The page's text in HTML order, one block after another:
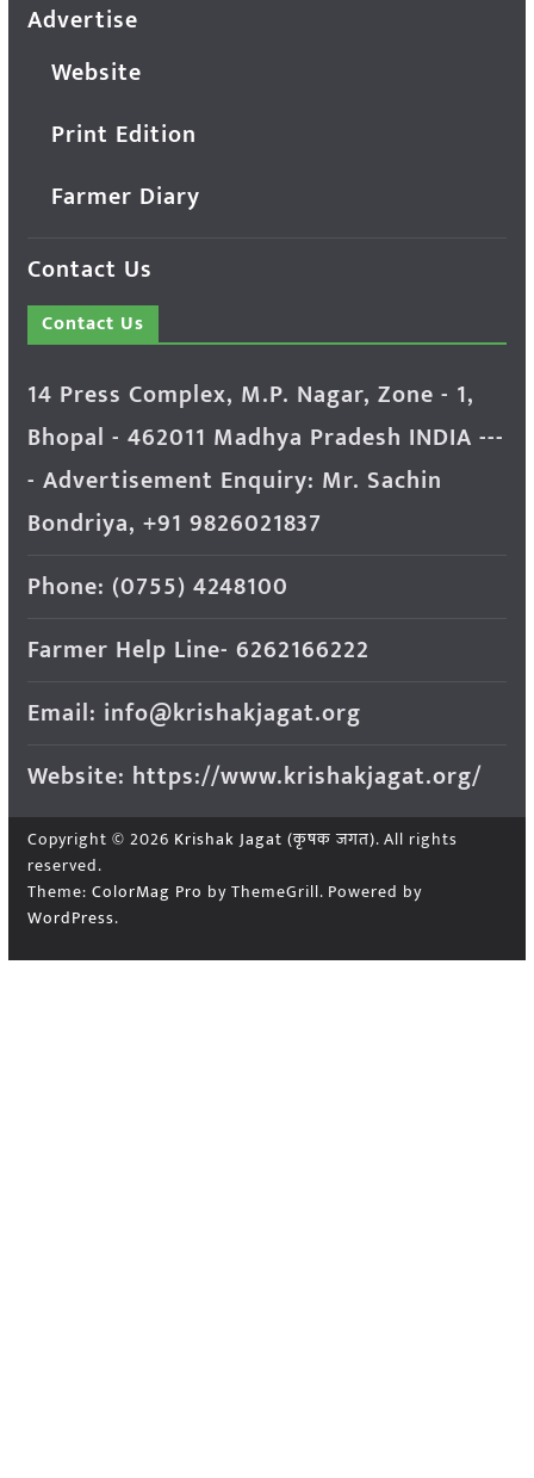
Advertise
Website
Print Edition
Farmer Diary
Contact Us
Contact Us
14 Press Complex, M.P. Nagar, Zone - 1,
Bhopal - 462011 Madhya Pradesh INDIA ---
- Advertisement Enquiry: Mr. Sachin
Bondriya, +91 9826021837
Phone: (0755) 4248100
Farmer Help Line- 6262166222
Email: info@krishakjagat.org
Website: https://www.krishakjagat.org/
Copyright © 2026 Krishak Jagat (कृषक जगत). All rights
reserved.
Theme: ColorMag Pro by ThemeGrill. Powered by
WordPress.